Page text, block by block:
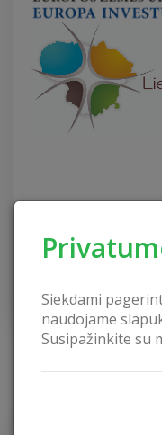
Siekdami
naudojame
Susipažinkite su